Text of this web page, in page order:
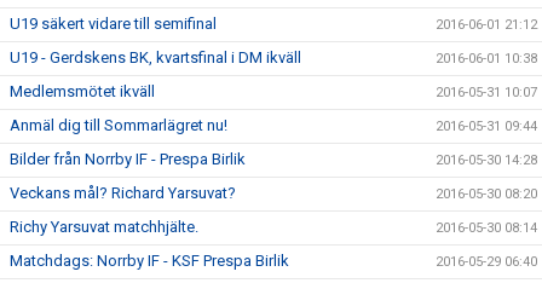
U19 säkert vidare till semifinal 2016-06-01 21:12
U19 - Gerdskens BK, kvartsfinal i DM ikväll 2016-06-01 10:38
Medlemsmötet ikväll 2016-05-31 10:07
Anmäl dig till Sommarlägret nu! 2016-05-31 09:44
Bilder från Norrby IF - Prespa Birlik 2016-05-30 14:28
Veckans mål? Richard Yarsuvat? 2016-05-30 08:20
Richy Yarsuvat matchhjälte. 2016-05-30 08:14
Matchdags: Norrby IF - KSF Prespa Birlik 2016-05-29 06:40